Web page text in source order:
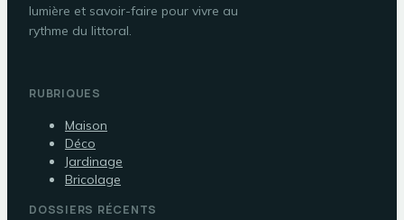
lumière et savoir-faire pour vivre au
rythme du littoral.
RUBRIQUES
Maison
Déco
Jardinage
Bricolage
DOSSIERS RÉCENTS